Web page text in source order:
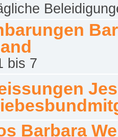
bis 7
Barbara